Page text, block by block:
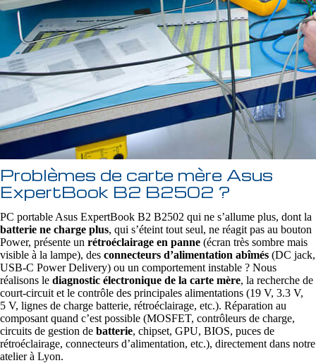
Problèmes de carte mère Asus
ExpertBook B2 B2502 ?
PC portable Asus ExpertBook B2 B2502 qui ne s’allume plus, dont la
batterie ne charge plus, qui s’éteint tout seul, ne réagit pas au bouton
Power, présente un rétroéclairage en panne (écran très sombre mais
visible à la lampe), des connecteurs d’alimentation abîmés (DC jack,
USB‑C Power Delivery) ou un comportement instable ? Nous
réalisons le diagnostic électronique de la carte mère, la recherche de
court‑circuit et le contrôle des principales alimentations (19 V, 3.3 V,
5 V, lignes de charge batterie, rétroéclairage, etc.). Réparation au
composant quand c’est possible (MOSFET, contrôleurs de charge,
circuits de gestion de batterie, chipset, GPU, BIOS, puces de
rétroéclairage, connecteurs d’alimentation, etc.), directement dans notre
atelier à Lyon.